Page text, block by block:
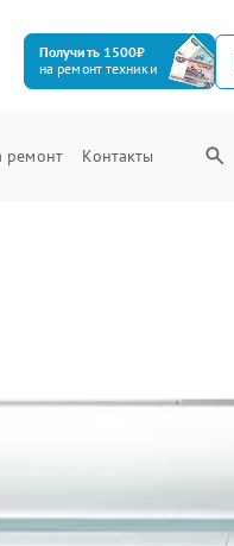
Получить 1500₽
на ремонт техники
ремонт Контакты